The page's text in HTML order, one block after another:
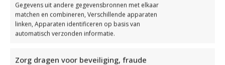
Gegevens uit andere gegevensbronnen met elkaar
matchen en combineren, Verschillende apparaten
linken, Apparaten identificeren op basis van
automatisch verzonden informatie.
Zorg dragen voor beveiliging, fraude